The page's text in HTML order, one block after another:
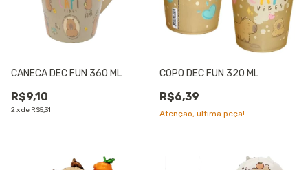
CANECA DEC FUN 360 ML
R$9,10
2xde R$5,31
COPO DEC FUN 320 ML
R$6,39
Atenção, última peça!